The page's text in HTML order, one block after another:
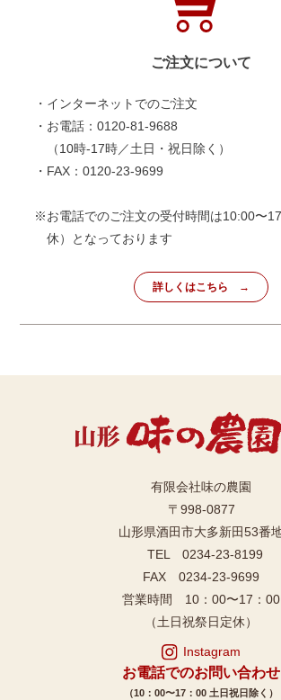
ご注文について
・インターネットでのご注文
・お電話：0120-81-9688
（10時-17時／土日・祝日除く）
・FAX：0120-23-9699
※お電話でのご注文の受付時間は10:00〜
休）となっております
詳しくはこちら
有限会社味の農園
〒998-0877
山形県酒田市大多新田53番
TEL 0234-23-8199
FAX 0234-23-9699
営業時間 10：00〜17：00
（土日祝祭日定休）
Instagram
お電話でのお問い合わせ
（10：00〜17：00 土日祝日除く）